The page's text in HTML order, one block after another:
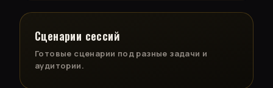
Сценарии сессий
Готовые сценарии под разные задачи и
аудитории.